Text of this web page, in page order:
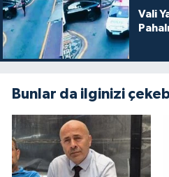
Vali
Bunlar da ilginizi